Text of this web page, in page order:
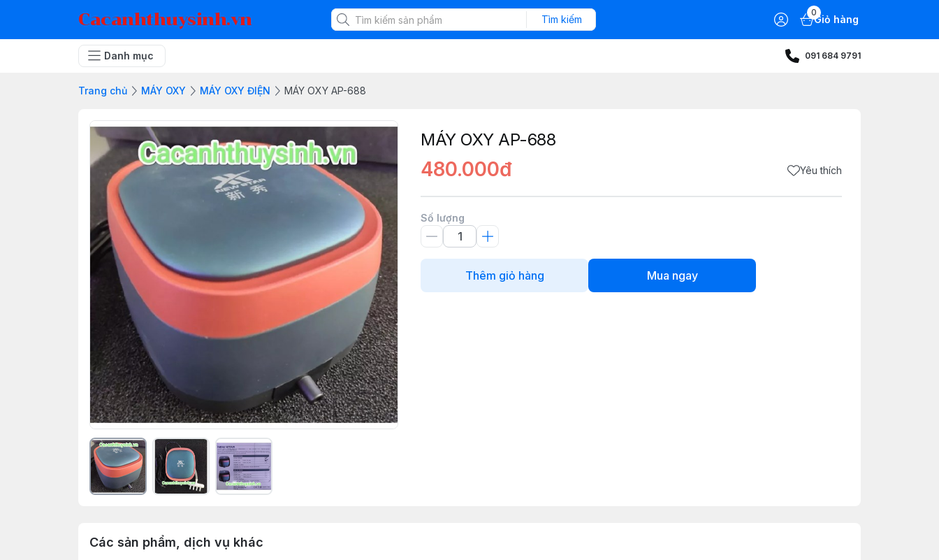
Cacanhthuysinh.vn Tìm kiếm
0
Giỏ hàng
Danh mục 091 684 9791
Trang chủ MÁY OXY MÁY OXY ĐIỆN MÁY OXY AP-688
MÁY OXY AP-688
480.000đ Yêu thích
Số lượng
Thêm giỏ hàng Mua ngay
Các sản phẩm, dịch vụ khác